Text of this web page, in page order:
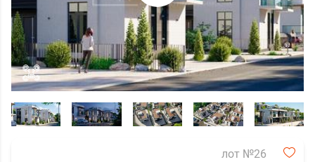
лот №26